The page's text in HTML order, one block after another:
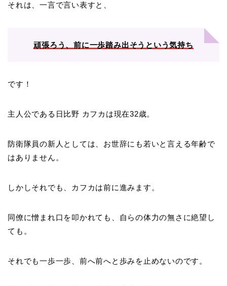
それは、一言で言い表すと、
頑張ろう、前に一歩踏み出そうという気持ち
です！
主人公である日比野 カフカは現在32歳。
防衛隊員の新人としては、お世辞にも若いと言える年齢で
はありません。
しかしそれでも、カフカは前に進みます。
同僚に憎まれ口を叩かれても、自らの体力の無さに絶望し
ても。
それでも一歩一歩、前へ前へと歩みを止めないのです。